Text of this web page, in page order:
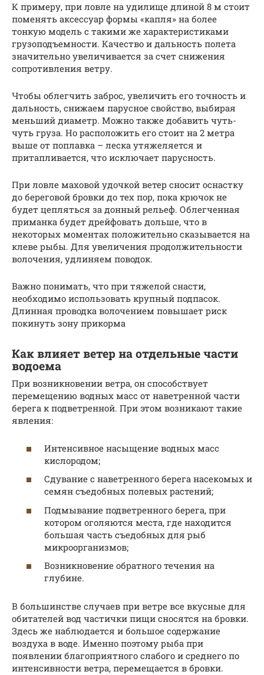
К примеру, при ловле на удилище длиной 8 м стоит
поменять аксессуар формы «капля» на более
тонкую модель с такими же характеристиками
грузоподъемности. Качество и дальность полета
значительно увеличивается за счет снижения
сопротивления ветру.
Чтобы облегчить заброс, увеличить его точность и
дальность, снижаем парусное свойство, выбирая
меньший диаметр. Можно также добавить чуть-
чуть груза. Но расположить его стоит на 2 метра
выше от поплавка – леска утяжеляется и
притапливается, что исключает парусность.
При ловле маховой удочкой ветер сносит оснастку
до береговой бровки до тех пор, пока крючок не
будет цепляться за донный рельеф. Облегченная
приманка будет дрейфовать дольше, что в
некоторых моментах положительно сказывается на
клеве рыбы. Для увеличения продолжительности
волочения, удлиняем поводок.
Важно понимать, что при тяжелой снасти,
необходимо использовать крупный подпасок.
Длинная проводка волочением повышает риск
покинуть зону прикорма
Как влияет ветер на отдельные части
водоема
При возникновении ветра, он способствует
перемещению водных масс от наветренной части
берега к подветренной. При этом возникают такие
явления:
Интенсивное насыщение водных масс
кислородом;
Сдувание с наветренного берега насекомых и
семян съедобных полевых растений;
Подмывание подветренного берега, при
котором оголяются места, где находится
большая часть съедобных для рыб
микроорганизмов;
Возникновение обратного течения на
глубине.
В большинстве случаев при ветре все вкусные для
обитателей вод частички пищи сносятся на бровки.
Здесь же наблюдается и большое содержание
воздуха в воде. Именно поэтому рыба при
появлении благоприятного слабого и среднего по
интенсивности ветра, перемещается в бровки.